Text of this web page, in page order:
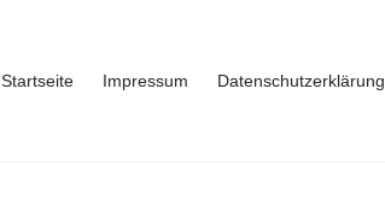
Startseite Impressum Datenschutzerklärung